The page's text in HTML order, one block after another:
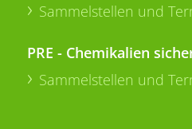
Sammelstellen und
PRE - Chemikalien
Sammelstellen und